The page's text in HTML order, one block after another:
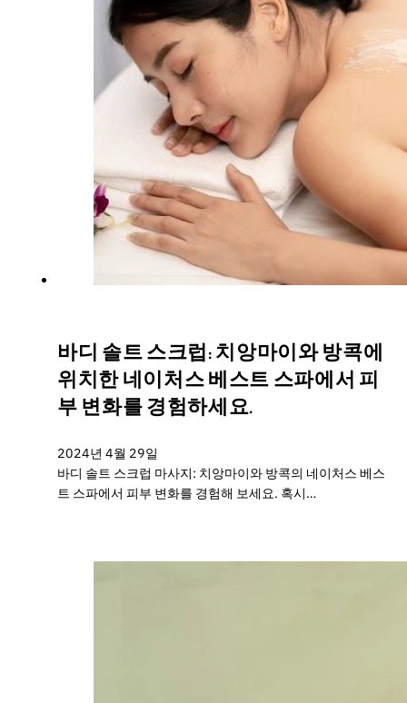
바디 솔트 스크럽: 치앙마이와 방콕에
위치한 네이처스 베스트 스파에서 피
부 변화를 경험하세요.
2024년 4월 29일
바디 솔트 스크럽 마사지: 치앙마이와 방콕의 네이처스 베스
트 스파에서 피부 변화를 경험해 보세요. 혹시…